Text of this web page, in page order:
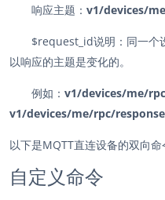
响应主题： v1/devices/
$request_id说明：同一个
以响应的主题是变化的。
例如： v1/devices/me/
v1/devices/me/rpc/
以下是MQTT直连设备的双向命
自定义命令